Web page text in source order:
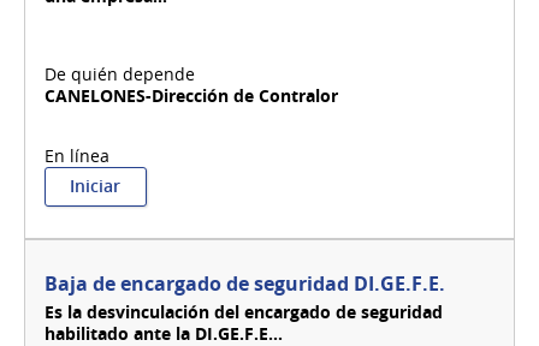
CANELONES-Dirección de Contralor
Iniciar:
Baja
alimentaria
-
Canelones
Baja de encargado de seguridad DI.GE.F.E.
Es la desvinculación del encargado de seguridad
habilitado ante la DI.GE.F.E...